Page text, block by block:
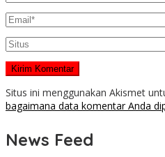
Situs ini menggunakan Akismet
bagaimana data komentar Anda
News Feed